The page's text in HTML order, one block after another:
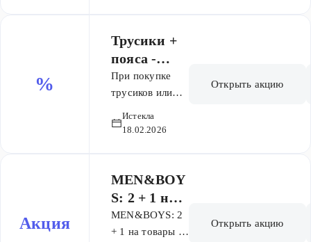
%
Трусики +
пояса -
акция 2+1
(третий
товар
бесплатно)
При покупке
трусиков или
подарок! Акция
после
добавления в
корзину 3
единиц товаров,
Истекла
18.02.2026
Открыть акцию
Акция
MEN&BOY
S: 2 + 1 на
товары из
распродажи
MEN&BOYS: 2
+ 1 на товары из
Открыть акцию